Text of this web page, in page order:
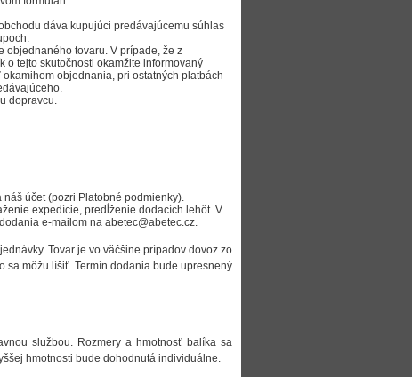
dáva kupujúci predávajúcemu súhlas
objednaného tovaru. V prípade, že z
tejto skutočnosti okamžite informovaný
objednania, pri ostatných platbách
dopravcu.
účet (pozri Platobné podmienky).
expedície, predĺženie dodacích lehôt. V
e-mailom na abetec@abetec.cz.
Tovar je vo väčšine prípadov dovoz zo
sa môžu líšiť. Termín dodania bude upresnený
službou. Rozmery a hmotnosť balíka sa
hmotnosti bude dohodnutá individuálne.